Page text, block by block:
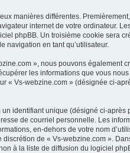
manières différentes.
internet de votre ordinateur.
phpBB. Un troisième cookie sera
navigation en tant qu’utilisateur.
», nous pouvons également
les informations que vous
« Vs-webzine.com » (désignée ci-
identifiant unique (désigné ci-
de courriel personnelle. Les
en-dehors de votre nom
de « Vs-webzine.com ».
à la liste de diffusion du logiciel